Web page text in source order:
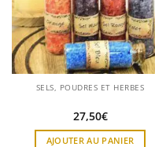
SELS, POUDRES ET HERBES
27,50€
AJOUTER AU PANIER